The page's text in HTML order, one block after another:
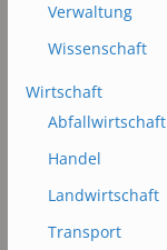
Verwaltung
Wissenschaft
Wirtschaft
Abfallwirtschaft
Handel
Landwirtschaft
Transport